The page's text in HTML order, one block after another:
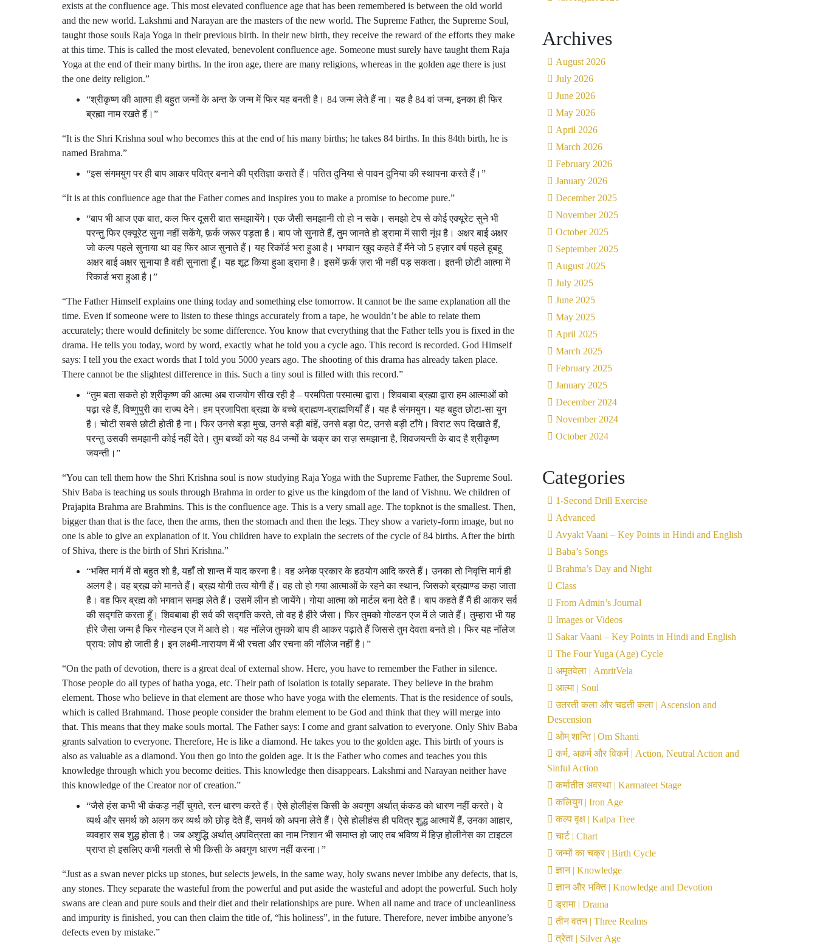
exists at the confluence age. This most elevated confluence age that has been remembered is between the old world
and the new world. Lakshmi and Narayan are the masters of the new world. The Supreme Father, the Supreme Soul,
taught those souls Raja Yoga in their previous birth. In their new birth, they receive the reward of the efforts they make
at this time. This is called the most elevated, benevolent confluence age. Someone must surely have taught them Raja
Yoga at the end of their many births. In the iron age, there are many religions, whereas in the golden age there is just
the one deity religion.”
“श्रीकृष्ण की आत्मा ही बहुत जन्मों के अन्त के जन्म में फिर यह बनती है। 84 जन्म लेते हैं ना। यह है 84 वां जन्म, इनका ही फिर
ब्रह्मा नाम रखते हैं।”
“It is the Shri Krishna soul who becomes this at the end of his many births; he takes 84 births. In this 84th birth, he is
named Brahma.”
“इस संगमयुग पर ही बाप आकर पवित्र बनाने की प्रतिज्ञा कराते हैं। पतित दुनिया से पावन दुनिया की स्थापना करते हैं।”
“It is at this confluence age that the Father comes and inspires you to make a promise to become pure.”
“बाप भी आज एक बात, कल फिर दूसरी बात समझायेंगे। एक जैसी समझानी तो हो न सके। समझो टेप से कोई एक्यूरेट सुने भी
परन्तु फिर एक्यूरेट सुना नहीं सकेंगे, फ़र्क जरूर पड़ता है। बाप जो सुनाते हैं, तुम जानते हो ड्रामा में सारी नूंध है। अक्षर बाई अक्षर
जो कल्प पहले सुनाया था वह फिर आज सुनाते हैं। यह रिकॉर्ड भरा हुआ है। भगवान खुद कहते हैं मैंने जो 5 हज़ार वर्ष पहले हूबहू
अक्षर बाई अक्षर सुनाया है वही सुनाता हूँ। यह शूट किया हुआ ड्रामा है। इसमें फ़र्क ज़रा भी नहीं पड़ सकता। इतनी छोटी आत्मा में
रिकार्ड भरा हुआ है।”
“The Father Himself explains one thing today and something else tomorrow. It cannot be the same explanation all the
time. Even if someone were to listen to these things accurately from a tape, he wouldn’t be able to relate them
accurately; there would definitely be some difference. You know that everything that the Father tells you is fixed in the
drama. He tells you today, word by word, exactly what he told you a cycle ago. This record is recorded. God Himself
says: I tell you the exact words that I told you 5000 years ago. The shooting of this drama has already taken place.
There cannot be the slightest difference in this. Such a tiny soul is filled with this record.”
“तुम बता सकते हो श्रीकृष्ण की आत्मा अब राजयोग सीख रही है – परमपिता परमात्मा द्वारा। शिवबाबा ब्रह्मा द्वारा हम आत्माओं को
पढ़ा रहे हैं, विष्णुपुरी का राज्य देने। हम प्रजापिता ब्रह्मा के बच्चे ब्राह्मण-ब्राह्मणियाँ हैं। यह है संगमयुग। यह बहुत छोटा-सा युग
है। चोटी सबसे छोटी होती है ना। फिर उनसे बड़ा मुख, उनसे बड़ी बांहें, उनसे बड़ा पेट, उनसे बड़ी टाँगे। विराट रूप दिखाते हैं,
परन्तु उसकी समझानी कोई नहीं देते। तुम बच्चों को यह 84 जन्मों के चक्र का राज़ समझाना है, शिवजयन्ती के बाद है श्रीकृष्ण
जयन्ती।”
“You can tell them how the Shri Krishna soul is now studying Raja Yoga with the Supreme Father, the Supreme Soul.
Shiv Baba is teaching us souls through Brahma in order to give us the kingdom of the land of Vishnu. We children of
Prajapita Brahma are Brahmins. This is the confluence age. This is a very small age. The topknot is the smallest. Then,
bigger than that is the face, then the arms, then the stomach and then the legs. They show a variety-form image, but no
one is able to give an explanation of it. You children have to explain the secrets of the cycle of 84 births. After the birth
of Shiva, there is the birth of Shri Krishna.”
“भक्ति मार्ग में तो बहुत शो है, यहाँ तो शान्त में याद करना है। वह अनेक प्रकार के हठयोग आदि करते हैं। उनका तो निवृत्ति मार्ग ही
अलग है। वह ब्रह्म को मानते हैं। ब्रह्म योगी तत्व योगी हैं। वह तो हो गया आत्माओं के रहने का स्थान, जिसको ब्रह्माण्ड कहा जाता
है। वह फिर ब्रह्म को भगवान समझ लेते हैं। उसमें लीन हो जायेंगे। गोया आत्मा को मार्टल बना देते हैं। बाप कहते हैं मैं ही आकर सर्व
की सद्गति करता हूँ। शिवबाबा ही सर्व की सद्गति करते, तो वह है हीरे जैसा। फिर तुमको गोल्डन एज में ले जाते हैं। तुम्हारा भी यह
हीरे जैसा जन्म है फिर गोल्डन एज में आते हो। यह नॉलेज तुमको बाप ही आकर पढ़ाते हैं जिससे तुम देवता बनते हो। फिर यह नॉलेज
प्राय: लोप हो जाती है। इन लक्ष्मी-नारायण में भी रचता और रचना की नॉलेज नहीं है।”
“On the path of devotion, there is a great deal of external show. Here, you have to remember the Father in silence.
Those people do all types of hatha yoga, etc. Their path of isolation is totally separate. They believe in the brahm
element. Those who believe in that element are those who have yoga with the elements. That is the residence of souls,
which is called Brahmand. Those people consider the brahm element to be God and think that they will merge into
that. This means that they make souls mortal. The Father says: I come and grant salvation to everyone. Only Shiv Baba
grants salvation to everyone. Therefore, He is like a diamond. He takes you to the golden age. This birth of yours is
also as valuable as a diamond. You then go into the golden age. It is the Father who comes and teaches you this
knowledge through which you become deities. This knowledge then disappears. Lakshmi and Narayan neither have
this knowledge of the Creator nor of creation.”
“जैसे हंस कभी भी कंकड़ नहीं चुगते, रत्न धारण करते हैं। ऐसे होलीहंस किसी के अवगुण अर्थात् कंकड को धारण नहीं करते। वे
व्यर्थ और समर्थ को अलग कर व्यर्थ को छोड़ देते हैं, समर्थ को अपना लेते हैं। ऐसे होलीहंस ही पवित्र शुद्ध आत्मायें हैं, उनका आहार,
व्यवहार सब शुद्ध होता है। जब अशुद्धि अर्थात् अपवित्रता का नाम निशान भी समाप्त हो जाए तब भविष्य में हिज़ होलीनेस का टाइटल
प्राप्त हो इसलिए कभी गलती से भी किसी के अवगुण धारण नहीं करना।”
“Just as a swan never picks up stones, but selects jewels, in the same way, holy swans never imbibe any defects, that is,
any stones. They separate the wasteful from the powerful and put aside the wasteful and adopt the powerful. Such holy
swans are clean and pure souls and their diet and their relationships are pure. When all name and trace of uncleanliness
and impurity is finished, you can then claim the title of, “his holiness”, in the future. Therefore, never imbibe anyone’s
defects even by mistake.”
Archives
August 2026
July 2026
June 2026
May 2026
April 2026
March 2026
February 2026
January 2026
December 2025
November 2025
October 2025
September 2025
August 2025
July 2025
June 2025
May 2025
April 2025
March 2025
February 2025
January 2025
December 2024
November 2024
October 2024
Categories
1-Second Drill Exercise
Advanced
Avyakt Vaani – Key Points in Hindi and English
Baba’s Songs
Brahma’s Day and Night
Class
From Admin’s Journal
Images or Videos
Sakar Vaani – Key Points in Hindi and English
The Four Yuga (Age) Cycle
अमृतवेला | AmritVela
आत्मा | Soul
उतरती कला और चढ़ती कला | Ascension and
Descension
ओम् शान्ति | Om Shanti
कर्म, अकर्म और विकर्म | Action, Neutral Action and
Sinful Action
कर्मातीत अवस्था | Karmateet Stage
कलियुग | Iron Age
कल्प वृक्ष | Kalpa Tree
चार्ट | Chart
जन्मों का चक्र | Birth Cycle
ज्ञान | Knowledge
ज्ञान और भक्ति | Knowledge and Devotion
ड्रामा | Drama
तीन वतन | Three Realms
त्रेता | Silver Age